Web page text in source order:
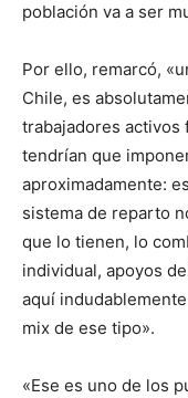
población va a ser
Por ello, remarcó,
Chile, es
trabajadores activos
tendrían que
aproximadamente:
sistema de reparto
que lo tienen, lo
individual, apoyos
aquí
mix de ese tipo».
«Ese es uno de los